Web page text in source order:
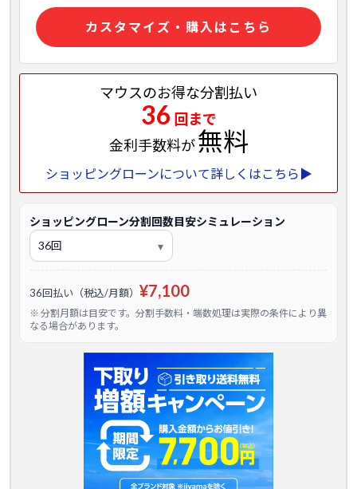
カスタマイズ・購入はこちら
マウスのお得な分割払い
36 回まで
金利手数料が無料
ショッピングローンについて詳しくはこちら▶
ショッピングローン分割回数目安シミュレーション
36回払い（税込/月額） ¥7,100
※ 分割月額は目安です。分割手数料・端数処理は実際の条件により異
なる場合があります。